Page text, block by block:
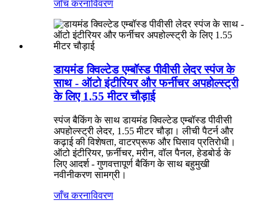
जाँच करनाविवरण
डायमंड क्विल्टेड एम्बॉस्ड पीवीसी लेदर स्पंज के
साथ - ऑटो इंटीरियर और फर्नीचर अपहोल्स्ट्री
के लिए 1.55 मीटर चौड़ाई
स्पंज बैकिंग के साथ डायमंड क्विल्टेड एम्बॉस्ड पीवीसी
अपहोल्स्ट्री लेदर, 1.55 मीटर चौड़ा। लीची पैटर्न और
कढ़ाई की विशेषता, वाटरप्रूफ और घिसाव प्रतिरोधी।
ऑटो इंटीरियर, फ़र्नीचर, मरीन, वॉल पैनल, हेडबोर्ड के
लिए आदर्श - गुणवत्तापूर्ण बैकिंग के साथ बहुमुखी
नवीनीकरण सामग्री।
जाँच करनाविवरण